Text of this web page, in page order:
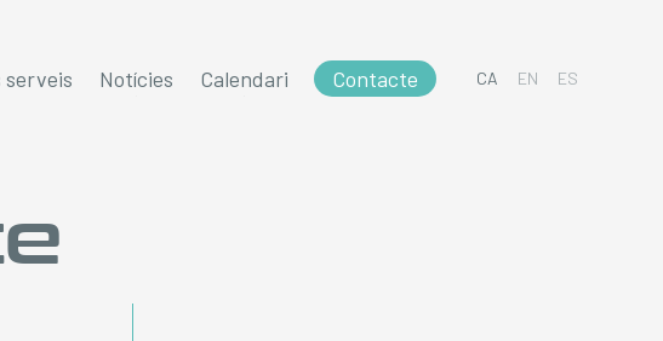
serveis Notícies Calendari Contacte CA EN ES